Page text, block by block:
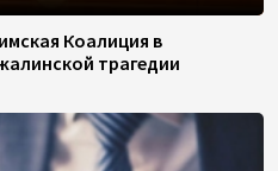
Коалиция в
трагедии